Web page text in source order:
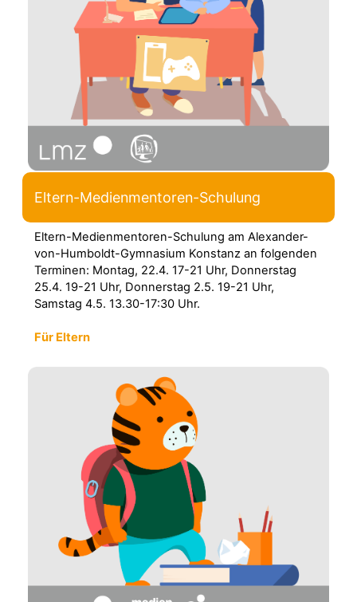
Eltern-Medienmentoren-Schulung
Eltern-Medienmentoren-Schulung am Alexander-
von-Humboldt-Gymnasium Konstanz an folgenden
Terminen: Montag, 22.4. 17-21 Uhr, Donnerstag
25.4. 19-21 Uhr, Donnerstag 2.5. 19-21 Uhr,
Samstag 4.5. 13.30-17:30 Uhr.
Für Eltern